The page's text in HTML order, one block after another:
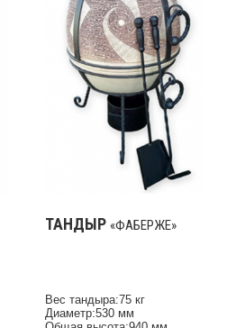
ТАНДЫР «ФАБЕРЖЕ»
Вес тандыра:75 кг
Диаметр:530 мм